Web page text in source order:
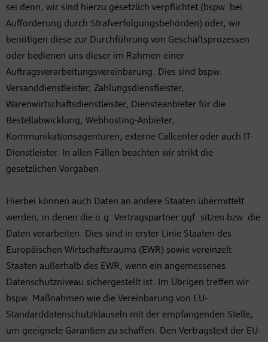
sei denn, wir sind hierzu gesetzlich verpflichtet (bspw. bei
Aufforderung durch Strafverfolgungsbehörden) oder, wir
benötigen diese zur Durchführung von Geschäftsprozessen
oder bedienen uns dieser im Rahmen einer
Auftragsverarbeitungsvereinbarung. Dies sind bspw.
Versanddienstleister, Zahlungsdienstleister,
Warenwirtschaftsdienstleister, Diensteanbieter für die
Bestellabwicklung, Webhosting-Anbieter,
Kommunikationsagenturen, externe Callcenter oder auch IT-
Dienstleister. In allen Fällen beachten wir strikt die
gesetzlichen Vorgaben.
Hierbei können auch Daten an andere Staaten übermittelt
werden, in denen die o.g. Vertragspartner ggf. sitzen bzw. die
Daten verarbeiten. Dies sind in erster Linie Staaten des
Europäischen Wirtschaftsraums (EWR) sowie vereinzelt
Staaten außerhalb des EWR, wenn ein angemessenes
Datenschutzniveau sichergestellt ist. Im Übrigen treffen wir
bspw. Maßnahmen wie die Vereinbarung von EU-
Standarddatenschutzklauseln mit der empfangenden Stelle,
um geeignete Garantien zu schaffen. Den Vertragstext der EU-